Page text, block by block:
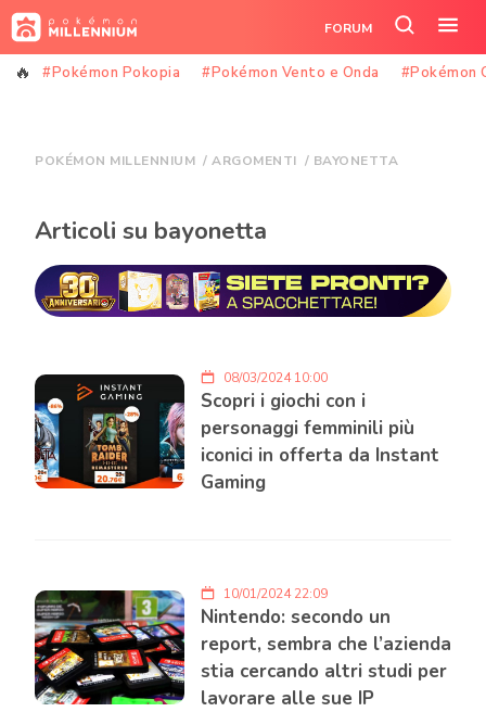
Vai
al
contenuto
FORUM
Cerca
nel il
#Pokémon Pokopia #Pokémon Vento e Onda #Pokémon
POKÉMON MILLENNIUM / ARGOMENTI / BAYONETTA
Articoli su bayonetta
08/03/2024 10:00
Scopri i giochi con i
personaggi femminili più
iconici in offerta da Instant
Gaming
10/01/2024 22:09
Nintendo: secondo un
report, sembra che l’azienda
stia cercando altri studi per
lavorare alle sue IP